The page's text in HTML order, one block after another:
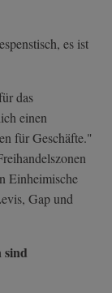
es ist
das
einen
für Geschäfte."
Einheimische
Gap und
sind